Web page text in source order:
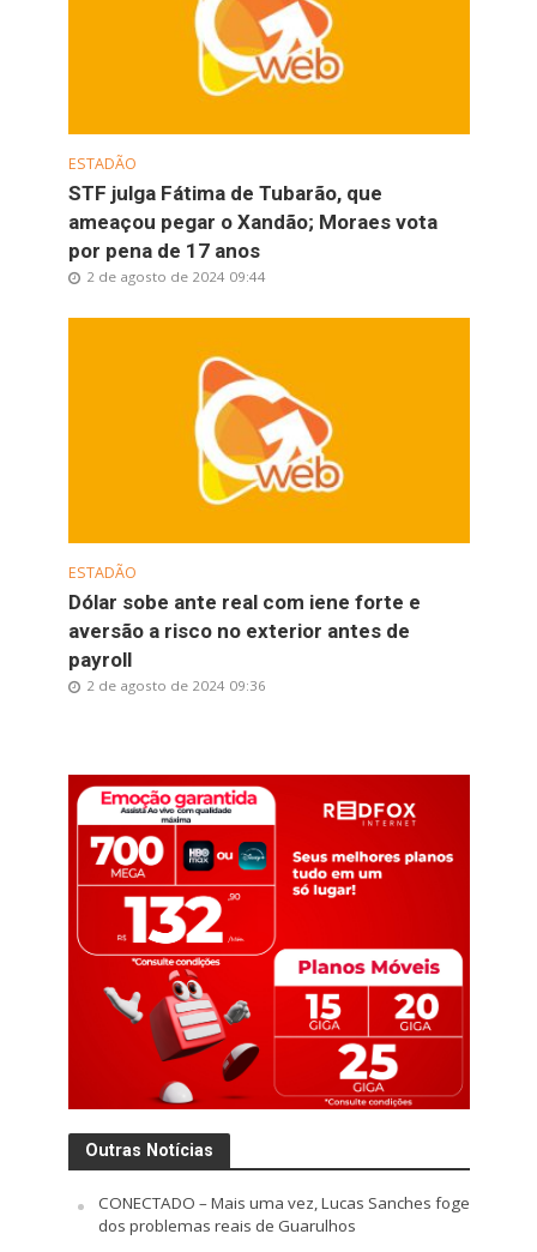
ESTADÃO
STF julga Fátima de Tubarão, que
ameaçou pegar o Xandão; Moraes vota
por pena de 17 anos
2 de agosto de 2024 09:44
ESTADÃO
Dólar sobe ante real com iene forte e
aversão a risco no exterior antes de
payroll
2 de agosto de 2024 09:36
Outras Notícias
CONECTADO – Mais uma vez, Lucas Sanches foge
dos problemas reais de Guarulhos